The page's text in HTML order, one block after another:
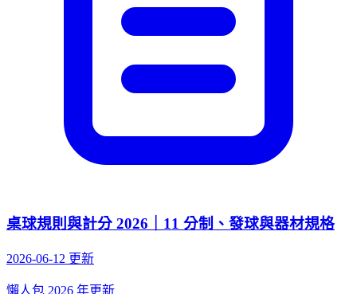
桌球規則與計分 2026｜11 分制、發球與器材規格
2026-06-12 更新
懶人包 2026 年更新